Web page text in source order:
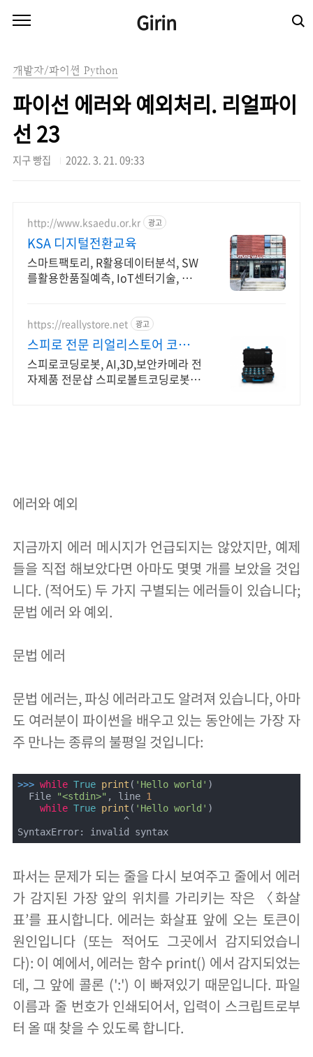
Girin
개발자/파이썬 Python
파이선 에러와 예외처리. 리얼파이
선 23
지구 빵집 2022. 3. 21. 09:33
http://www.ksaedu.or.kr 광고
KSA 디지털전환교육
스마트팩토리, R활용데이터분석, SW
를활용한품질예측, IoT센터기술, 파
https://reallystore.net 광고
스피로 전문 리얼리스토어 코딩교
육을 쉽고 재밌게
스피로코딩로봇, AI,3D,보안카메라 전
자제품 전문샵 스피로볼트코딩로봇,
에러와 예외
지금까지 에러 메시지가 언급되지는 않았지만, 예제
들을 직접 해보았다면 아마도 몇몇 개를 보았을 것입
니다. (적어도) 두 가지 구별되는 에러들이 있습니다;
문법 에러 와 예외.
문법 에러
문법 에러는, 파싱 에러라고도 알려져 있습니다, 아마
도 여러분이 파이썬을 배우고 있는 동안에는 가장 자
주 만나는 종류의 불평일 것입니다:
>>> while True print ( 'Hello world' )
  File
"<stdin>" , line 1
while True print ( 'Hello world' )
SyntaxError: invalid syntax
파서는 문제가 되는 줄을 다시 보여주고 줄에서 에러
가 감지된 가장 앞의 위치를 가리키는 작은 〈화살
표’를 표시합니다. 에러는 화살표 앞에 오는 토큰이
원인입니다 (또는 적어도 그곳에서 감지되었습니
다): 이 예에서, 에러는 함수 print() 에서 감지되었는
데, 그 앞에 콜론 (':') 이 빠져있기 때문입니다. 파일
이름과 줄 번호가 인쇄되어서, 입력이 스크립트로부
터 올 때 찾을 수 있도록 합니다.